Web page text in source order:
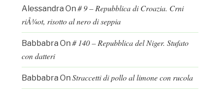
Alessandra On # 9 – Repubblica di Croazia. Crni
riÅ¾ot, risotto al nero di seppia
Babbabra On # 140 – Repubblica del Niger. Stufato
con datteri
Babbabra On Straccetti di pollo al limone con rucola